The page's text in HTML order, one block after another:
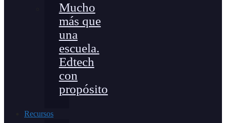
Mucho
más que
una
escuela.
Edtech
con
propósito
Recursos